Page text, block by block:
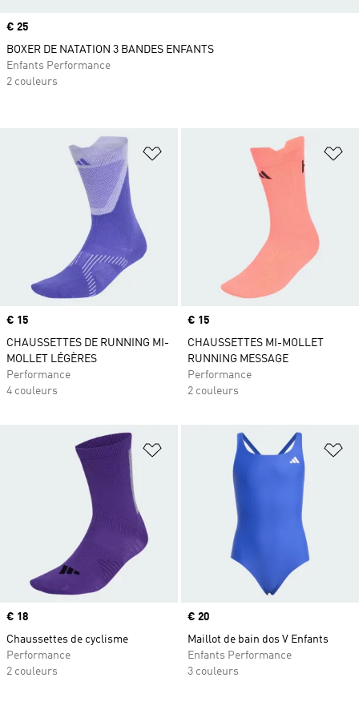
Ajouter à la Liste de produits
Prix
€ 15
CHAUSSETTES DE RUNNING MI-
MOLLET LÉGÈRES
Performance
4 couleurs
Prix
€ 15
CHAUSSETTES MI-MOLLET
RUNNING MESSAGE
Performance
2 couleurs
Ajouter à la Liste de produits
Prix
€ 18
Chaussettes de cyclisme
Performance
2 couleurs
Prix
€ 20
Maillot de bain dos V Enfants
Enfants Performance
3 couleurs
Prix
€ 25
BOXER DE NATATION 3 BANDES ENFANTS
Enfants Performance
2 couleurs